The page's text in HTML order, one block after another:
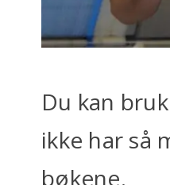
Du kan
ikke har så
bøkene.